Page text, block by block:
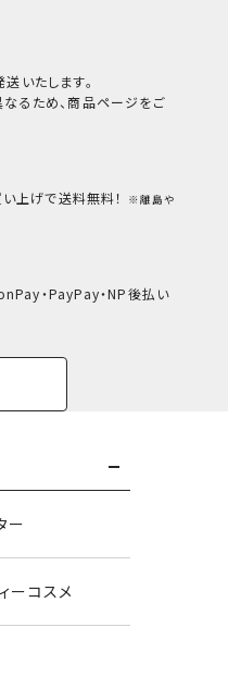
いたします。
るため、商品ページをご
上げで送料無料！
※離島や
・PayPay・NP後払い
ー
ーコスメ